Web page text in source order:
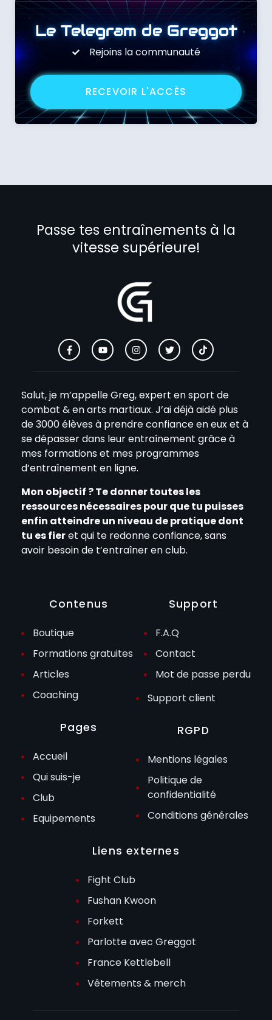
Le Telegram de Greggot
Rejoins la communauté
RECEVOIR L'ACCÈS
Passe tes entraînements à la
vitesse supérieure!
Salut, je m’appelle Greg, expert en sport de
combat & en arts martiaux. J’ai déjà aidé plus
de 3000 élèves à prendre confiance en eux et à
se dépasser dans leur entraînement grâce à
mes formations et mes programmes
d’entraînement en ligne.
Mon objectif ? Te donner toutes les
ressources nécessaires pour que tu puisses
enfin atteindre un niveau de pratique dont
tu es fieret qui te redonne confiance, sans
avoir besoin de t’entraîner en club.
Contenus
Boutique
Formations gratuites
Articles
Coaching
Pages
Accueil
Qui suis-je
Club
Equipements
Support
F.A.Q
Contact
Mot de passe perdu
Support client
RGPD
Mentions légales
Politique de
confidentialité
Conditions générales
Liens externes
Fight Club
Fushan Kwoon
Forkett
Parlotte avec Greggot
France Kettlebell
Vêtements & merch